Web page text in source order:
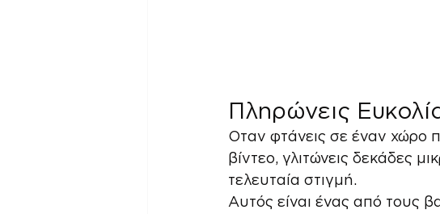
Πληρώνεις
Οταν φτάνεις σε έναν χώρο
βίντεο, γλιτώνεις δεκάδες
τελευταία στιγμή.
Αυτός είναι ένας από τους